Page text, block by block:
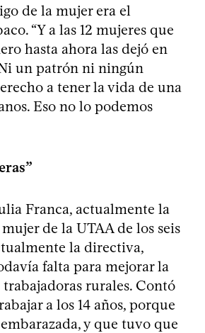
de la mujer era el
“Y a las 12 mujeres que
hasta ahora las dejó en
un patrón ni ningún
a tener la vida de una
Eso no lo podemos
Franca, actualmente la
de la UTAA de los seis
la directiva,
falta para mejorar la
rurales. Contó
a los 14 años, porque
y que tuvo que